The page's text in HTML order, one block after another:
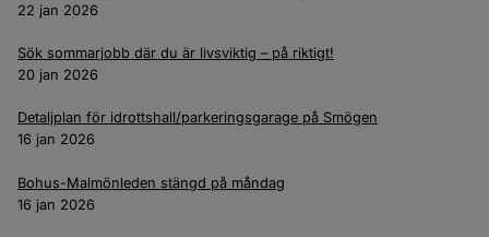
22 jan 2026
Sök sommarjobb där du är livsviktig – på riktigt!
20 jan 2026
Detaljplan för idrottshall/parkeringsgarage på Smögen
16 jan 2026
Bohus-Malmönleden stängd på måndag
16 jan 2026